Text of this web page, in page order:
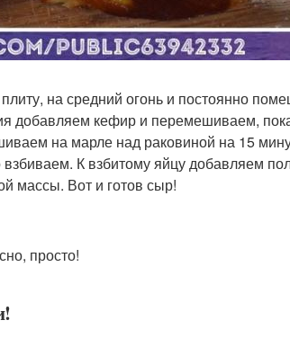
на средний огонь и постоянно
добавляем кефир и перемешиваем,
на марле над раковиной на 15
К взбитому яйцу добавляем
массы. Вот и готов сыр!
просто!